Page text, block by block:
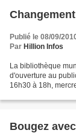
Publié le 08/09/
Par Hillion Infos
La bibliothèque
d'ouverture au
16h30 à 18h,
Bougez